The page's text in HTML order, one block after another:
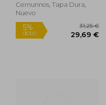
5%
dcto. 23,75 €
Cernunnos, Tapa Dura,
Nuevo